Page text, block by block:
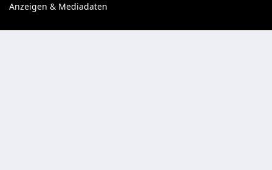
Anzeigen & Mediadaten